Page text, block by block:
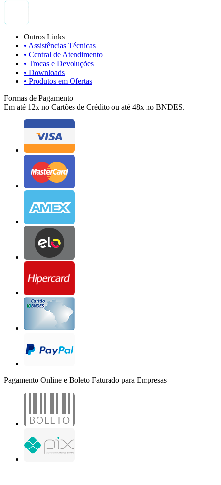
Outros Links
• Assistências Técnicas
• Central de Atendimento
• Trocas e Devoluções
• Downloads
• Produtos em Ofertas
Formas de Pagamento
Em até 12x no Cartões de Crédito ou até 48x no BNDES.
Pagamento Online e Boleto Faturado para Empresas